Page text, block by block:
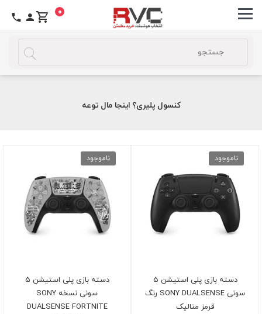
0
کنسول پلیری؟ اینجا مال توعه
ناموجود
دسته بازی پلی استیشن 5
سونی SONY DUALSENSE رنگ
قرمز متالیک
ناموجود
دسته بازی پلی استیشن 5
سونی نسخه SONY
DUALSENSE FORTNITE